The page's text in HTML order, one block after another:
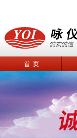
首 页